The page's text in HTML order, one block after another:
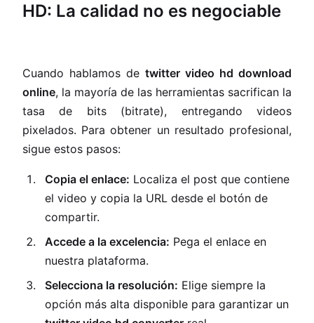
HD: La calidad no es negociable
Cuando hablamos de twitter video hd download
online, la mayoría de las herramientas sacrifican la
tasa de bits (bitrate), entregando videos
pixelados. Para obtener un resultado profesional,
sigue estos pasos:
Copia el enlace: Localiza el post que contiene
el video y copia la URL desde el botón de
compartir.
Accede a la excelencia: Pega el enlace en
nuestra plataforma.
Selecciona la resolución: Elige siempre la
opción más alta disponible para garantizar un